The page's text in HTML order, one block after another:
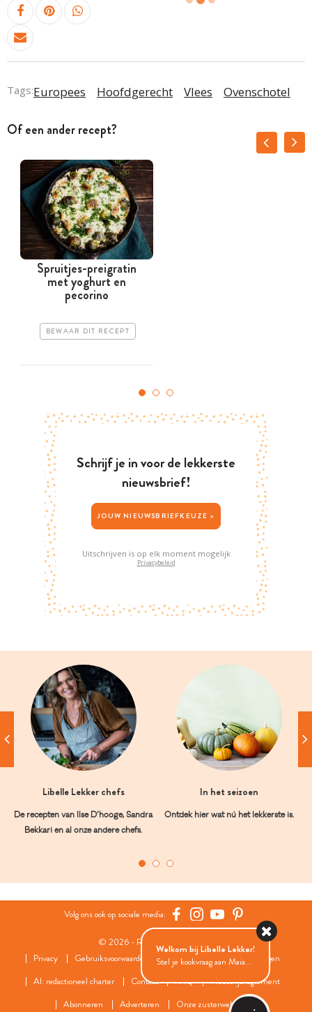
Tags:Europees Hoofdgerecht Vlees Ovenschotel
Of een ander recept?
Spruitjes-preigratin
met yoghurt en
pecorino
BEWAAR DIT RECEPT
Schrijf je in voor de lekkerste
nieuwsbrief!
JOUW NIEUWSBRIEFKEUZE >
Uitschrijven is op elk moment mogelijk
Privacybeleid
Libelle Lekker chefs
De recepten van Ilse D’hooge, Sandra
Bekkari en al onze andere chefs.
In het seizoen
Ontdek hier wat nú het lekkerste is.
Volg ons ook op sociale media:
© 2026 - Roularta Media Group
Privacy
Gebruiksvoorwaarden Cookies
Cookies instellingen
AI: redactioneel charter
Contact FAQ
Wedstrijdreglement
Abonneren
Adverteren Onze zusterwebsites
Welkom bij Libelle Lekker!
Stel je kookvraag aan Maia...